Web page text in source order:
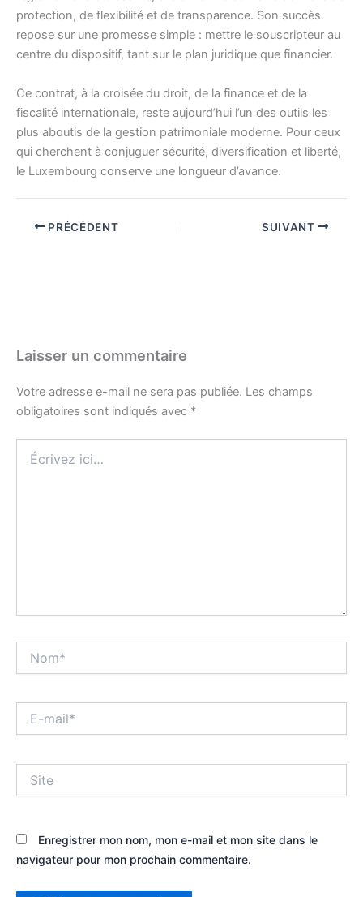
protection, de flexibilité et de transparence. Son succès
repose sur une promesse simple : mettre le souscripteur au
centre du dispositif, tant sur le plan juridique que financier.
Ce contrat, à la croisée du droit, de la finance et de la
fiscalité internationale, reste aujourd’hui l’un des outils les
plus aboutis de la gestion patrimoniale moderne. Pour ceux
qui cherchent à conjuguer sécurité, diversification et liberté,
le Luxembourg conserve une longueur d’avance.
PRÉCÉDENT SUIVANT
Laisser un commentaire
Votre adresse e-mail ne sera pas publiée. Les champs
obligatoires sont indiqués avec *
ici…
mail*
Enregistrer mon nom, mon e-mail et mon site dans le
navigateur pour mon prochain commentaire.